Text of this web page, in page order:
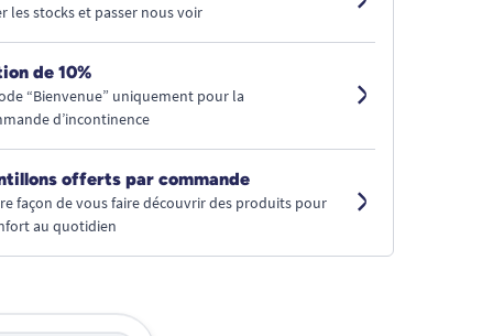
les stocks et passer nous voir
de 10%
“Bienvenue” uniquement pour la
d’incontinence
offerts par commande
façon de vous faire découvrir des produits pour
au quotidien